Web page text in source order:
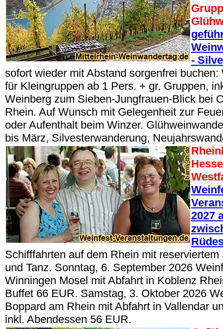
-
sofort wieder mit Abstand sorgenfrei
für Kleingruppen ab 1 Pers. + gr. Gruppen,
Weinberg zum Sieben-Jungfrauen-Blick bei
Rhein. Auf Wunsch mit Gelegenheit zur
oder Aufenthalt beim Winzer.
bis März, Silvesterwanderung,
2027
Schifffahrten auf dem Rhein mit
und Tanz. Sonntag, 6. September 2026
Winningen Mosel mit Abfahrt in Koblenz
Buffet 66 EUR. Samstag, 3. Oktober 2026
Boppard am Rhein mit Abfahrt in Vallendar
inkl. Abendessen 56 EUR.